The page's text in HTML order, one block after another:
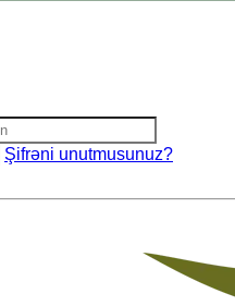
Şifrəni unutmusunuz?